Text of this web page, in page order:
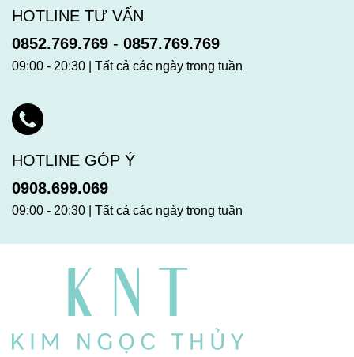
HOTLINE TƯ VẤN
0852.769.769 - 0857.769.769
09:00 - 20:30 | Tất cả các ngày trong tuần
HOTLINE GÓP Ý
0908.699.069
09:00 - 20:30 | Tất cả các ngày trong tuần